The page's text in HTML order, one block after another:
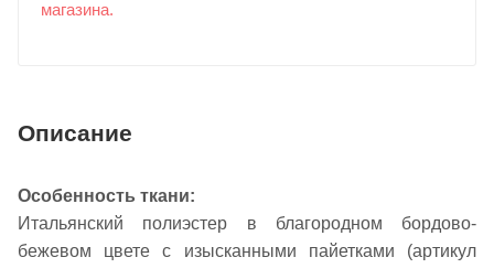
магазина.
Описание
Особенность ткани:
Итальянский полиэстер в благородном бордово-
бежевом цвете с изысканными пайетками (артикул